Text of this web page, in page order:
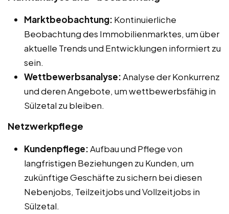
Marktbeobachtung: Kontinuierliche
Beobachtung des Immobilienmarktes, um über
aktuelle Trends und Entwicklungen informiert zu
sein.
Wettbewerbsanalyse:Analyse der Konkurrenz
und deren Angebote, um wettbewerbsfähig in
Sülzetal zu bleiben.
Netzwerkpflege
Kundenpflege:Aufbau und Pflege von
langfristigen Beziehungen zu Kunden, um
zukünftige Geschäfte zu sichern bei diesen
Nebenjobs, Teilzeitjobs und Vollzeitjobs in
Sülzetal.